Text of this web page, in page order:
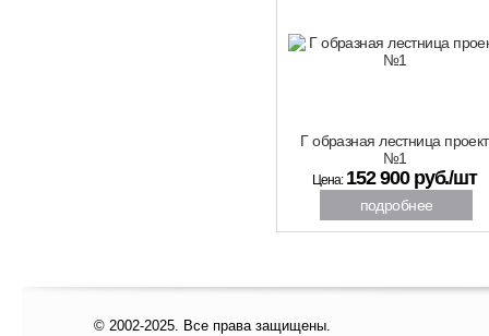
Г образная лестница проект
№1
Цена:152 900 руб./шт
подробнее
© 2002-2025. Все права защищены.